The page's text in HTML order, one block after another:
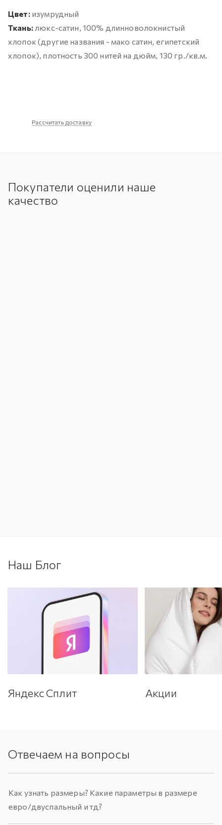
Цвет: изумрудный
Ткань:люкс-сатин, 100% длинноволокнистый
хлопок (другие названия - мако сатин, египетский
хлопок), плотность 300 нитей на дюйм, 130 гр./кв.м.
Рассчитать доставку
Покупатели оценили наше
качество
Наш Блог
Яндекс Сплит Акции
Отвечаем на вопросы
Как узнать размеры? Какие параметры в размере
евро/двуспальный и тд?